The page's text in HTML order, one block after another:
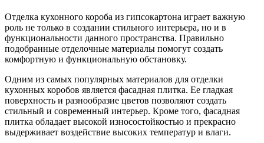
Отделка кухонного короба из гипсокартона играет важную
роль не только в создании стильного интерьера, но и в
функциональности данного пространства. Правильно
подобранные отделочные материалы помогут создать
комфортную и функциональную обстановку.
Одним из самых популярных материалов для отделки
кухонных коробов является фасадная плитка. Ее гладкая
поверхность и разнообразие цветов позволяют создать
стильный и современный интерьер. Кроме того, фасадная
плитка обладает высокой износостойкостью и прекрасно
выдерживает воздействие высоких температур и влаги.